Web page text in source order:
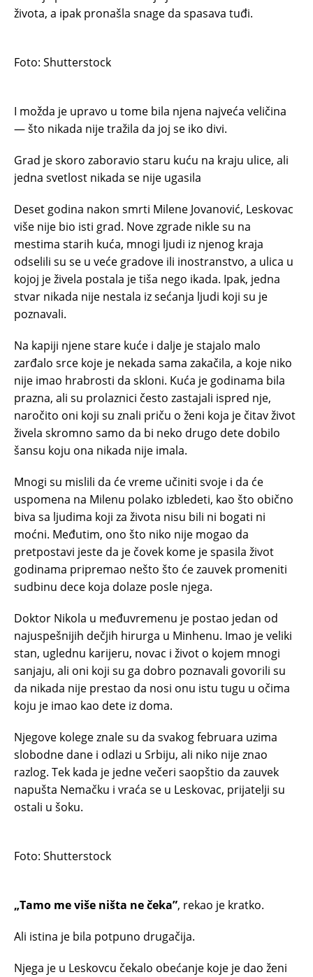
života, a ipak pronašla snage da spasava tuđi.
Foto: Shutterstock
I možda je upravo u tome bila njena najveća veličina
— što nikada nije tražila da joj se iko divi.
Grad je skoro zaboravio staru kuću na kraju ulice, ali
jedna svetlost nikada se nije ugasila
Deset godina nakon smrti Milene Jovanović, Leskovac
više nije bio isti grad. Nove zgrade nikle su na
mestima starih kuća, mnogi ljudi iz njenog kraja
odselili su se u veće gradove ili inostranstvo, a ulica u
kojoj je živela postala je tiša nego ikada. Ipak, jedna
stvar nikada nije nestala iz sećanja ljudi koji su je
poznavali.
Na kapiji njene stare kuće i dalje je stajalo malo
zarđalo srce koje je nekada sama zakačila, a koje niko
nije imao hrabrosti da skloni. Kuća je godinama bila
prazna, ali su prolaznici često zastajali ispred nje,
naročito oni koji su znali priču o ženi koja je čitav život
živela skromno samo da bi neko drugo dete dobilo
šansu koju ona nikada nije imala.
Mnogi su mislili da će vreme učiniti svoje i da će
uspomena na Milenu polako izbledeti, kao što obično
biva sa ljudima koji za života nisu bili ni bogati ni
moćni. Međutim, ono što niko nije mogao da
pretpostavi jeste da je čovek kome je spasila život
godinama pripremao nešto što će zauvek promeniti
sudbinu dece koja dolaze posle njega.
Doktor Nikola u međuvremenu je postao jedan od
najuspešnijih dečjih hirurga u Minhenu. Imao je veliki
stan, uglednu karijeru, novac i život o kojem mnogi
sanjaju, ali oni koji su ga dobro poznavali govorili su
da nikada nije prestao da nosi onu istu tugu u očima
koju je imao kao dete iz doma.
Njegove kolege znale su da svakog februara uzima
slobodne dane i odlazi u Srbiju, ali niko nije znao
razlog. Tek kada je jedne večeri saopštio da zauvek
napušta Nemačku i vraća se u Leskovac, prijatelji su
ostali u šoku.
Foto: Shutterstock
„Tamo me više ništa ne čeka”, rekao je kratko.
Ali istina je bila potpuno drugačija.
Njega je u Leskovcu čekalo obećanje koje je dao ženi